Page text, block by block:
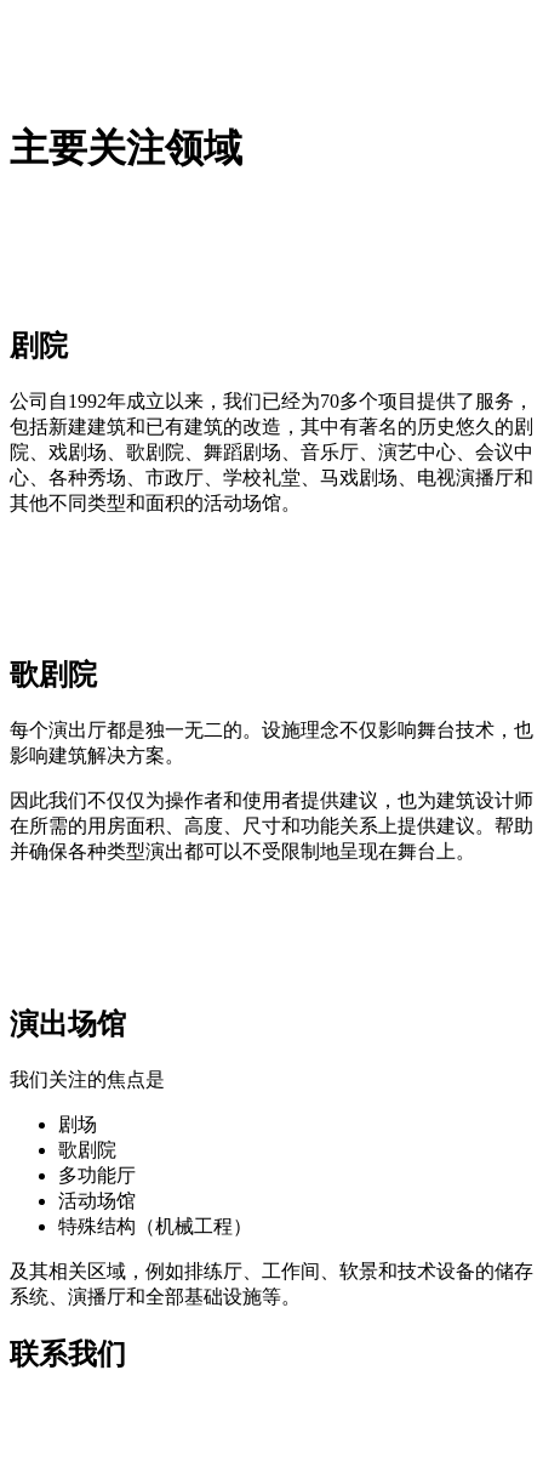
主要关注领域
剧院
公司自1992年成立以来，我们已经为70多个项目提供了服务，
包括新建建筑和已有建筑的改造，其中有著名的历史悠久的剧
院、戏剧场、歌剧院、舞蹈剧场、音乐厅、演艺中心、会议中
心、各种秀场、市政厅、学校礼堂、马戏剧场、电视演播厅和
其他不同类型和面积的活动场馆。
歌剧院
每个演出厅都是独一无二的。设施理念不仅影响舞台技术，也
影响建筑解决方案。
因此我们不仅仅为操作者和使用者提供建议，也为建筑设计师
在所需的用房面积、高度、尺寸和功能关系上提供建议。帮助
并确保各种类型演出都可以不受限制地呈现在舞台上。
演出场馆
我们关注的焦点是
剧场
歌剧院
多功能厅
活动场馆
特殊结构（机械工程）
及其相关区域，例如排练厅、工作间、软景和技术设备的储存
系统、演播厅和全部基础设施等。
联系我们